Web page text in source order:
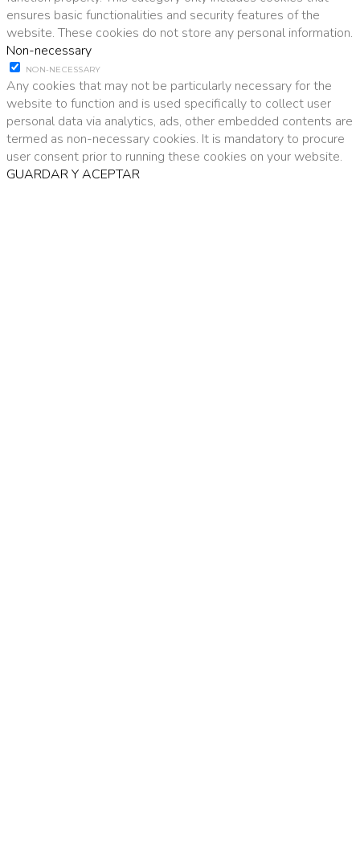
ensures basic functionalities and security features of the
website. These cookies do not store any personal information.
Non-necessary
NON-NECESSARY
Any cookies that may not be particularly necessary for the
website to function and is used specifically to collect user
personal data via analytics, ads, other embedded contents are
termed as non-necessary cookies. It is mandatory to procure
user consent prior to running these cookies on your website.
GUARDAR Y ACEPTAR